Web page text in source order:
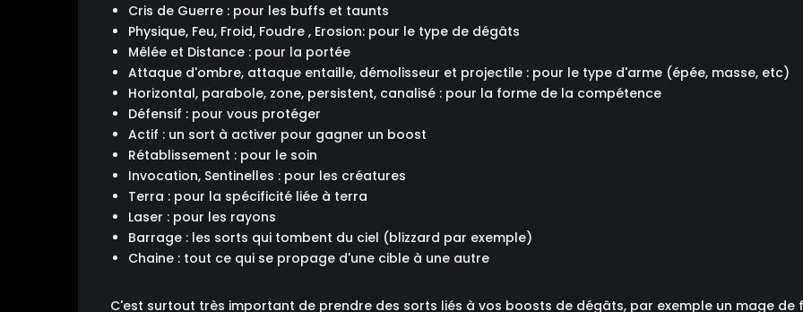
Cris de Guerre : pour les buffs et taunts
Physique, Feu, Froid, Foudre , Erosion: pour le type de dégâts
Mêlée et Distance : pour la portée
Attaque d'ombre, attaque entaille, démolisseur et projectile : pour le type d'arme (épée, masse, etc)
Horizontal, parabole, zone, persistent, canalisé : pour la forme de la compétence
Défensif : pour vous protéger
Actif : un sort à activer pour gagner un boost
Rétablissement : pour le soin
Invocation, Sentinelles : pour les créatures
Terra : pour la spécificité liée à terra
Laser : pour les rayons
Barrage : les sorts qui tombent du ciel (blizzard par exemple)
Chaine : tout ce qui se propage d'une cible à une autre
C'est surtout très important de prendre des sorts liés à vos boosts de dégâts, par exemple un mage